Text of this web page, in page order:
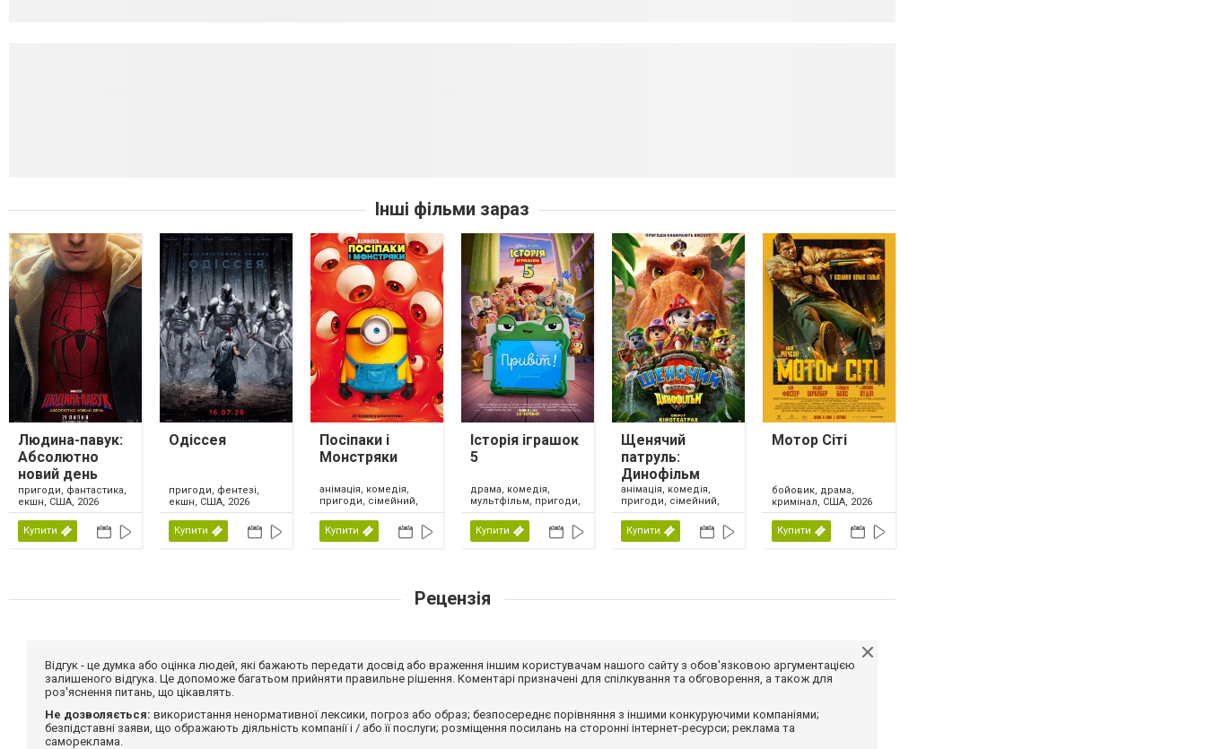
Інші фільми зараз
Людина-павук:
Абсолютно
новий день
пригоди, фантастика,
екшн, США, 2026
Купити
Одіссея
пригоди, фентезі,
екшн, США, 2026
Купити
Посіпаки і
Монстряки
анімація, комедія,
пригоди, сімейний,
США, 2026
Купити
Історія іграшок
5
драма, комедія,
мультфільм, пригоди,
сімейний, фентезі,
США, 2026
Купити
Щенячий
патруль:
Динофільм
анімація, комедія,
пригоди, сімейний,
США, 2026
Купити
Мотор Сіті
бойовик, драма,
кримінал, США, 2026
Купити
Рецензія
Відгук - це думка або оцінка людей, які бажають передати досвід або враження іншим користувачам нашого сайту з обов'язковою аргументацією
залишеного відгука. Це допоможе багатьом прийняти правильне рішення. Коментарі призначені для спілкування та обговорення, а також для
роз'яснення питань, що цікавлять.
Не дозволяється: використання ненормативної лексики, погроз або образ; безпосереднє порівняння з іншими конкуруючими компаніями;
безпідставні заяви, що ображають діяльність компанії і / або її послуги; розміщення посилань на сторонні інтернет-ресурси; реклама та
самореклама.